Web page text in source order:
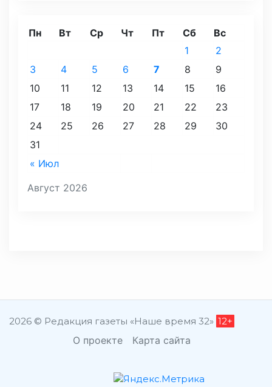
Август 2026
Пн Вт Ср Чт Пт Сб Вс
« Июл
1
2
3
4 5 6 7 8
9
10
11 12 13 14 15
16
17
18 19 20 21 22
23
24
25 26 27 28 29
30
31
2026 © Редакция газеты «Наше время 32» 12+
О проекте Карта сайта